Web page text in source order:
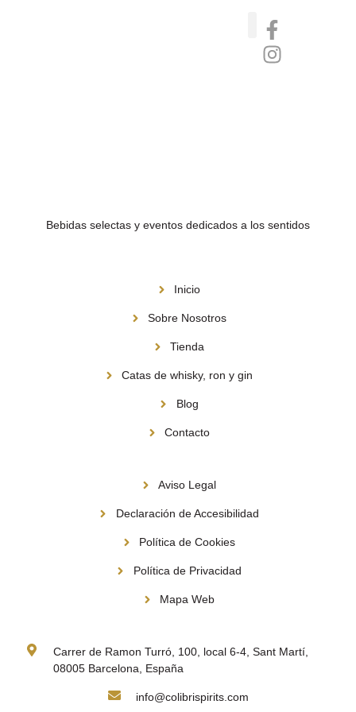
Bebidas selectas y eventos dedicados a los sentidos
Inicio
Sobre Nosotros
Tienda
Catas de whisky, ron y gin
Blog
Contacto
Aviso Legal
Declaración de Accesibilidad
Política de Cookies
Política de Privacidad
Mapa Web
Carrer de Ramon Turró, 100, local 6-4, Sant Martí,
08005 Barcelona, España
info@colibrispirits.com